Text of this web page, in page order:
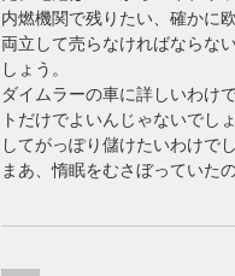
内燃機関で残りたい、確かに
両立して売らなければならな
しょう。
ダイムラーの車に詳しいわけ
トだけでよいんじゃないでし
してがっぽり儲けたいわけでし
まあ、惰眠をむさぼっていた